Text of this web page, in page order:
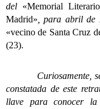
del «Memorial
Madrid» , para abril
«vecino de Santa Cruz
(23).
Curiosamente, se
constatada de este
llave para conocer